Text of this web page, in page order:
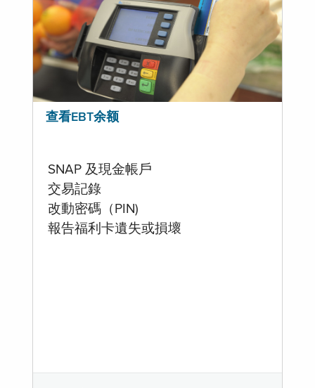
查看EBT余额
SNAP 及現金帳戶
交易記錄
改動密碼（PIN)
報告福利卡遺失或損壞